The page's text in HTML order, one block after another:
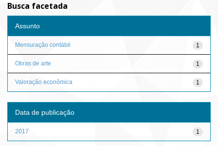
Busca facetada
Assunto
1
Mensuração contábil
1
Obras de arte
1
Valoração econômica
Data de publicação
1
2017